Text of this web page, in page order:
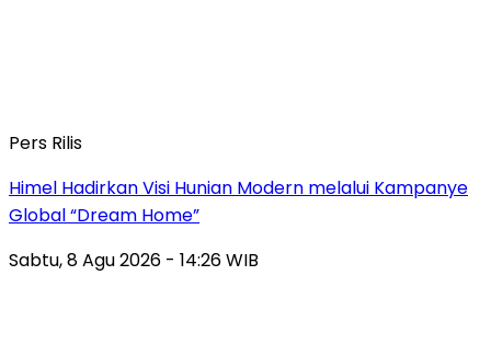
Pers Rilis
Himel Hadirkan Visi Hunian Modern melalui Kampanye
Global “Dream Home”
Sabtu, 8 Agu 2026 - 14:26 WIB